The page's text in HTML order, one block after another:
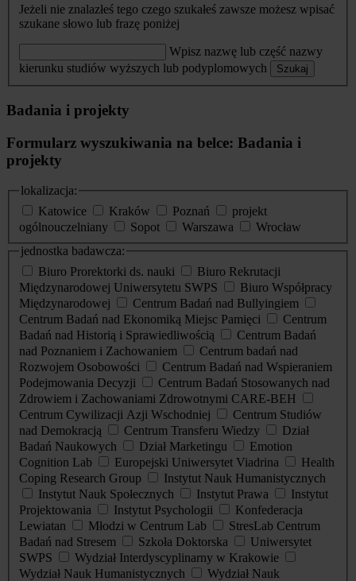
Jeżeli nie znalazłeś tego czego szukałeś zawsze możesz wpisać
szukane słowo lub frazę poniżej
Wpisz nazwę lub część nazwy
kierunku studiów wyższych lub podyplomowych
Szukaj
Badania i projekty
Formularz wyszukiwania na belce: Badania i
projekty
lokalizacja:
Katowice
Kraków Poznań
projekt
ogólnouczelniany
Sopot Warszawa
Wrocław
jednostka badawcza:
Biuro Prorektorki ds. nauki
Biuro Rekrutacji
Międzynarodowej Uniwersytetu SWPS
Biuro Współpracy
Międzynarodowej
Centrum Badań nad Bullyingiem
Centrum Badań nad Ekonomiką Miejsc Pamięci
Centrum
Badań nad Historią i Sprawiedliwością
Centrum Badań
nad Poznaniem i Zachowaniem
Centrum badań nad
Rozwojem Osobowości
Centrum Badań nad Wspieraniem
Podejmowania Decyzji
Centrum Badań Stosowanych nad
Zdrowiem i Zachowaniami Zdrowotnymi CARE-BEH
Centrum Cywilizacji Azji Wschodniej
Centrum Studiów
nad Demokracją
Centrum Transferu Wiedzy
Dział
Badań Naukowych
Dział Marketingu
Emotion
Cognition Lab
Europejski Uniwersytet Viadrina
Health
Coping Research Group
Instytut Nauk Humanistycznych
Instytut Nauk Społecznych
Instytut Prawa
Instytut
Projektowania
Instytut Psychologii
Konfederacja
Lewiatan
Młodzi w Centrum Lab
StresLab Centrum
Badań nad Stresem
Szkoła Doktorska
Uniwersytet
SWPS
Wydział Interdyscyplinarny w Krakowie
Wydział Nauk Humanistycznych
Wydział Nauk